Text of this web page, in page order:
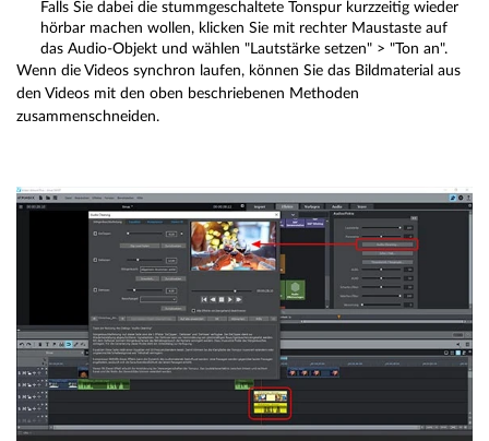
Falls Sie dabei die stummgeschaltete Tonspur kurzzeitig wieder
hörbar machen wollen, klicken Sie mit rechter Maustaste auf
das Audio-Objekt und wählen "Lautstärke setzen" > "Ton an".
Wenn die Videos synchron laufen, können Sie das Bildmaterial aus
den Videos mit den oben beschriebenen Methoden
zusammenschneiden.